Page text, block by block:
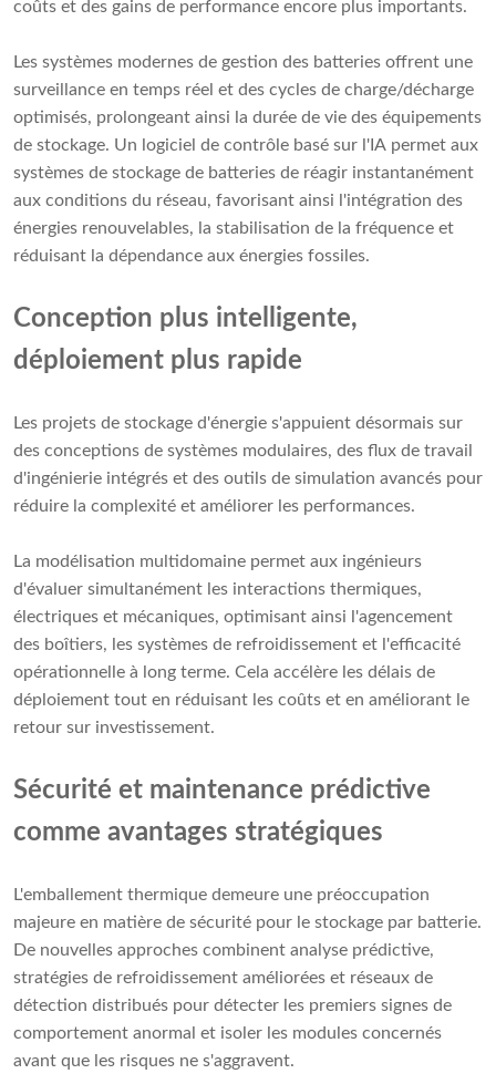
coûts et des gains de performance encore plus importants.
Les systèmes modernes de gestion des batteries offrent une
surveillance en temps réel et des cycles de charge/décharge
optimisés, prolongeant ainsi la durée de vie des équipements
de stockage. Un logiciel de contrôle basé sur l'IA permet aux
systèmes de stockage de batteries de réagir instantanément
aux conditions du réseau, favorisant ainsi l'intégration des
énergies renouvelables, la stabilisation de la fréquence et
réduisant la dépendance aux énergies fossiles.
Conception plus intelligente,
déploiement plus rapide
Les projets de stockage d'énergie s'appuient désormais sur
des conceptions de systèmes modulaires, des flux de travail
d'ingénierie intégrés et des outils de simulation avancés pour
réduire la complexité et améliorer les performances.
La modélisation multidomaine permet aux ingénieurs
d'évaluer simultanément les interactions thermiques,
électriques et mécaniques, optimisant ainsi l'agencement
des boîtiers, les systèmes de refroidissement et l'efficacité
opérationnelle à long terme. Cela accélère les délais de
déploiement tout en réduisant les coûts et en améliorant le
retour sur investissement.
Sécurité et maintenance prédictive
comme avantages stratégiques
L'emballement thermique demeure une préoccupation
majeure en matière de sécurité pour le stockage par batterie.
De nouvelles approches combinent analyse prédictive,
stratégies de refroidissement améliorées et réseaux de
détection distribués pour détecter les premiers signes de
comportement anormal et isoler les modules concernés
avant que les risques ne s'aggravent.